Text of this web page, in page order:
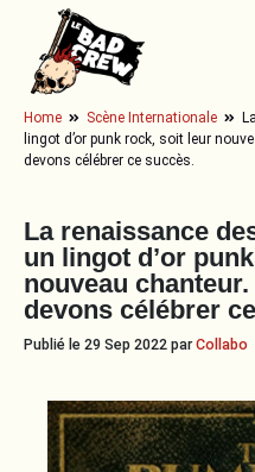
Le
Bad
Crew
Home Scène Internationale
lingot d’or punk rock, soit leur
devons célébrer ce succès.
La renaissance
un lingot d’or
nouveau
devons célébrer
Publié le 29 Sep 2022 parCollabo